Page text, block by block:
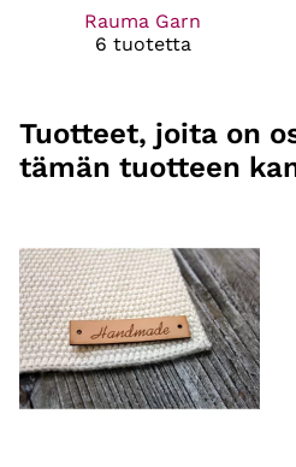
Rauma Garn
6 tuotetta
Tuotteet, joita on
tämän tuotteen